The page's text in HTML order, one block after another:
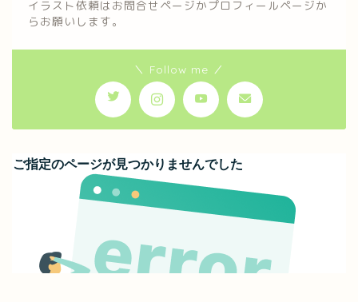
イラスト依頼はお問合せページかプロフィールページか
らお願いします。
＼ Follow me ／